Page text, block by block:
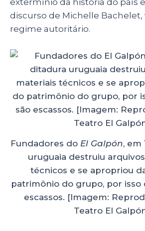
discurso de Michelle Bachelet,
regime autoritário.
Fundadores do El Galpón, em
uruguaia destruiu
técnicos e se apropriou
patrimônio do grupo, por isso
escassos. [Imagem:
Teatro El